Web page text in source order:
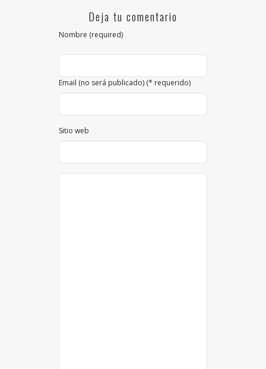
Deja tu comentario
Nombre (required)
Email (no será publicado) (* requerido)
Sitio web